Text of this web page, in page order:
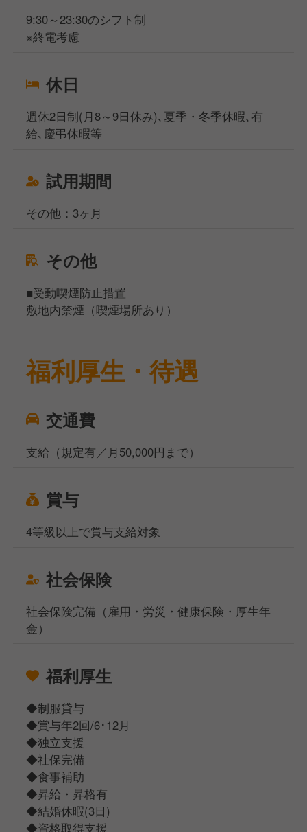
9:30～23:30のシフト制
※終電考慮
休日
週休2日制(月8～9日休み)､夏季・冬季休暇､有
給､慶弔休暇等
試用期間
その他：3ヶ月
その他
■受動喫煙防止措置
敷地内禁煙（喫煙場所あり）
福利厚生・待遇
交通費
支給（規定有／月50,000円まで）
賞与
4等級以上で賞与支給対象
社会保険
社会保険完備（雇用・労災・健康保険・厚生年
金）
福利厚生
◆制服貸与
◆賞与年2回/6･12月
◆独立支援
◆社保完備
◆食事補助
◆昇給・昇格有
◆結婚休暇(3日)
◆資格取得支援